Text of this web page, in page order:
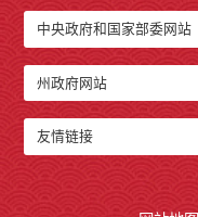
中央政府和国家部委网站
州政府网站
友情链接